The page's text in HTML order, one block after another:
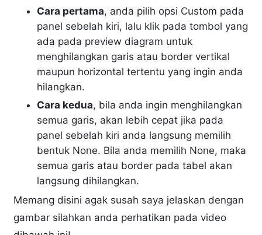
Cara pertama, anda pilih opsi Custom pada
panel sebelah kiri, lalu klik pada tombol yang
ada pada preview diagram untuk
menghilangkan garis atau border vertikal
maupun horizontal tertentu yang ingin anda
hilangkan.
Cara kedua, bila anda ingin menghilangkan
semua garis, akan lebih cepat jika pada
panel sebelah kiri anda langsung memilih
bentuk None. Bila anda memilih None, maka
semua garis atau border pada tabel akan
langsung dihilangkan.
Memang disini agak susah saya jelaskan dengan
gambar silahkan anda perhatikan pada video